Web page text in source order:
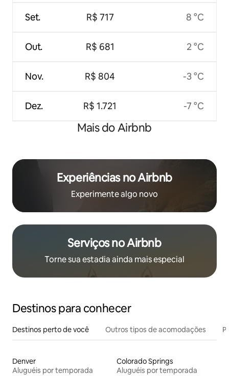
Set.
Out.
Nov.
Dez.
R$ 717
R$ 681
R$ 804
R$ 1.721
8 °C
2 °C
-3 °C
-7 °C
Mais do Airbnb
Experiências no Airbnb
Experimente algo novo
Serviços no Airbnb
Torne sua estadia ainda mais especial
Destinos para conhecer
Destinos perto de você Outros tipos de acomodações
Denver
Aluguéis por temporada
Colorado Springs
Aluguéis por temporada